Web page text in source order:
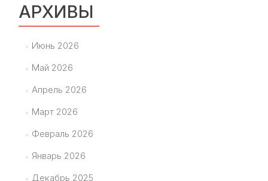
АРХИВЫ
Июнь 2026
Май 2026
Апрель 2026
Март 2026
Февраль 2026
Январь 2026
Декабрь 2025